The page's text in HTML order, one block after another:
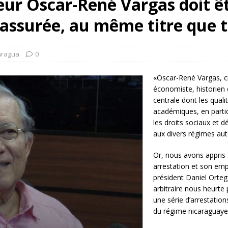
sur la “fraude électorale” était une blague de mauvais
comptent: l’urgence de la démilitarisation de la Police militaire
au même titre que
0
«Oscar-René Vargas,
économiste, historien
centrale dont les
académiques, en
les droits sociaux et
aux divers régimes
Or, nous avons
arrestation et son
président Daniel
arbitraire nous heurte
une série
du régime